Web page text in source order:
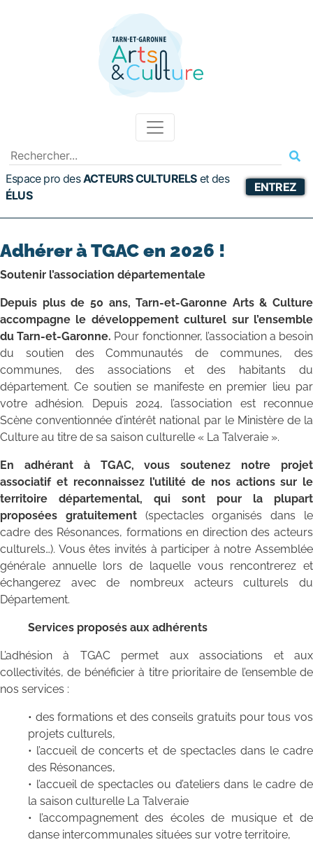
Espace pro desACTEURS CULTURELS etdes
ÉLUS
ENTREZ
Adhérer à TGAC en 2026 !
Soutenir l’association départementale
Depuis plus de 50 ans, Tarn-et-Garonne Arts & Culture
accompagne le développement culturel sur l’ensemble
du Tarn-et-Garonne. Pour fonctionner, l’association a besoin
du soutien des Communautés de communes, des
communes, des associations et des habitants du
département. Ce soutien se manifeste en premier lieu par
votre adhésion. Depuis 2024, l’association est reconnue
Scène conventionnée d’intérêt national par le Ministère de la
Culture au titre de sa saison culturelle « La Talveraie ».
En adhérant à TGAC, vous soutenez notre projet
associatif et reconnaissez l’utilité de nos actions sur le
territoire départemental, qui sont pour la plupart
proposées gratuitement(spectacles organisés dans le
cadre des Résonances, formations en direction des acteurs
culturels…). Vous êtes invités à participer à notre Assemblée
générale annuelle lors de laquelle vous rencontrerez et
échangerez avec de nombreux acteurs culturels du
Département.
Services proposés aux adhérents
L’adhésion à TGAC permet aux associations et aux
collectivités, de bénéficier à titre prioritaire de l’ensemble de
nos services :
• des formations et des conseils gratuits pour tous vos
projets culturels,
• l’accueil de concerts et de spectacles dans le cadre
des Résonances,
• l’accueil de spectacles ou d’ateliers dans le cadre de
la saison culturelle La Talveraie
• l’accompagnement des écoles de musique et de
danse intercommunales situées sur votre territoire,